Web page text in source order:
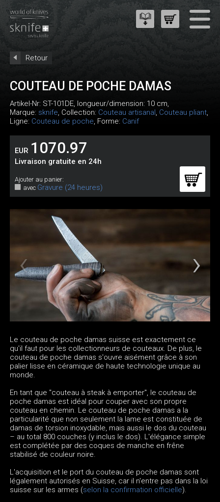
Retour
COUTEAU DE POCHE DAMAS
Artikel-Nr: ST-101DE, longueur/dimension: 10 cm,
Marque: sknife, Collection: Couteau artisanal, Couteau pliant,
Ligne: Couteau de poche, Forme: Canif
EUR 1070.97
Livraison gratuite en 24h
Ajouter au panier:
avec Gravure (24 heures)
Le couteau de poche damas suisse est exactement ce
qu'il faut pour les collectionneurs de couteaux. De plus, le
couteau de poche damas s'ouvre aisément grâce à son
palier lisse en céramique de haute technologie unique au
monde.
En tant que "couteau à steak à emporter", le couteau de
poche damas est idéal pour couper avec son propre
couteau en chemin. Le couteau de poche damas a la
particularité que non seulement la lame est constituée de
damas de torsion inoxydable, mais aussi le dos du couteau
– au total 800 couches (y inclus le dos). L'élégance simple
est complétée par des coques de manche en frêne
stabilisé de couleur noire.
L'acquisition et le port du couteau de poche damas sont
légalement autorisés en Suisse, car il n'entre pas dans la loi
suisse sur les armes (selon la confirmation officielle).